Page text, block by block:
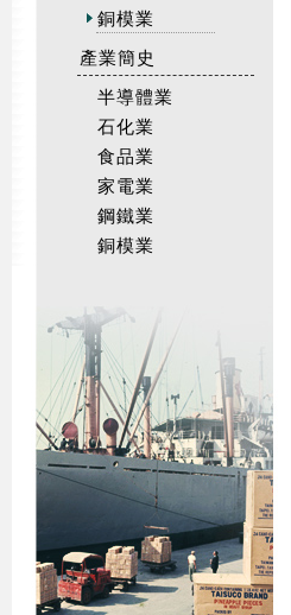
銅模業
產業簡史
半導體業
石化業
食品業
家電業
鋼鐵業
銅模業